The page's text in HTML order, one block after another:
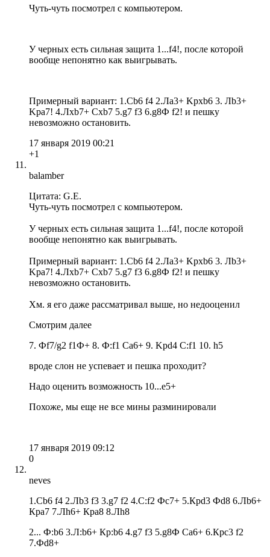
Чуть-чуть посмотрел с компьютером.
У черных есть сильная защита 1...f4!, после которой
вообще непонятно как выигрывать.
Примерный вариант: 1.Сb6 f4 2.Ла3+ Kpxb6 3. Лb3+
Kpa7! 4.Лхb7+ Cxb7 5.g7 f3 6.g8Ф f2! и пешку
невозможно остановить.
17 января 2019 00:21
+1
balamber
Цитата: G.E.
Чуть-чуть посмотрел с компьютером.
У черных есть сильная защита 1...f4!, после которой
вообще непонятно как выигрывать.
Примерный вариант: 1.Сb6 f4 2.Ла3+ Kpxb6 3. Лb3+
Kpa7! 4.Лхb7+ Cxb7 5.g7 f3 6.g8Ф f2! и пешку
невозможно остановить.
Хм. я его даже рассматривал выше, но недооценил
Смотрим далее
7. Фf7/g2 f1Ф+ 8. Ф:f1 Сa6+ 9. Kpd4 C:f1 10. h5
вроде слон не успевает и пешка проходит?
Надо оценить возможность 10...e5+
Похоже, мы еще не все мины разминировали
17 января 2019 09:12
0
neves
1.Сb6 f4 2.Лb3 f3 3.g7 f2 4.С:f2 Фc7+ 5.Крd3 Фd8 6.Лb6+
Крa7 7.Лh6+ Крa8 8.Лh8
2... Ф:b6 3.Л:b6+ Кр:b6 4.g7 f3 5.g8Ф Сa6+ 6.Крc3 f2
7.Фd8+